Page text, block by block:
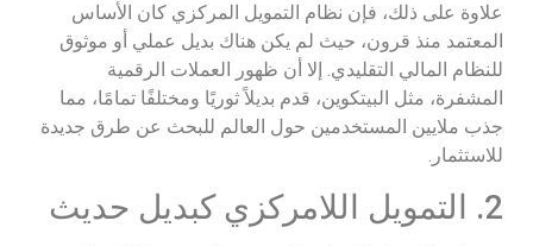
علاوة على ذلك، فإن نظام التمويل المركزي كان الأساس
المعتمد منذ قرون، حيث لم يكن هناك بديل عملي أو موثوق
للنظام المالي التقليدي. إلا أن ظهور العملات الرقمية
المشفرة، مثل البيتكوين، قدم بديلاً ثوريًا ومختلفًا تمامًا، مما
جذب ملايين المستخدمين حول العالم للبحث عن طرق جديدة
للاستثمار.
2. التمويل اللامركزي كبديل حديث